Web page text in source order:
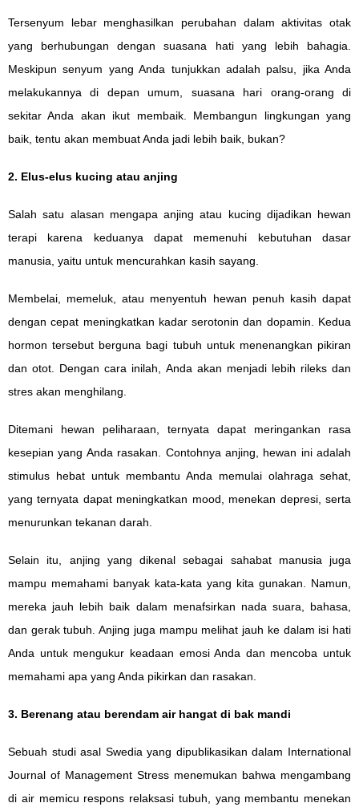
Tersenyum lebar menghasilkan perubahan dalam aktivitas otak
yang berhubungan dengan suasana hati yang lebih bahagia.
Meskipun senyum yang Anda tunjukkan adalah palsu, jika Anda
melakukannya di depan umum, suasana hari orang-orang di
sekitar Anda akan ikut membaik. Membangun lingkungan yang
baik, tentu akan membuat Anda jadi lebih baik, bukan?
2. Elus-elus kucing atau anjing
Salah satu alasan mengapa anjing atau kucing dijadikan hewan
terapi karena keduanya dapat memenuhi kebutuhan dasar
manusia, yaitu untuk mencurahkan kasih sayang.
Membelai, memeluk, atau menyentuh hewan penuh kasih dapat
dengan cepat meningkatkan kadar serotonin dan dopamin. Kedua
hormon tersebut berguna bagi tubuh untuk menenangkan pikiran
dan otot. Dengan cara inilah, Anda akan menjadi lebih rileks dan
stres akan menghilang.
Ditemani hewan peliharaan, ternyata dapat meringankan rasa
kesepian yang Anda rasakan. Contohnya anjing, hewan ini adalah
stimulus hebat untuk membantu Anda memulai olahraga sehat,
yang ternyata dapat meningkatkan mood, menekan depresi, serta
menurunkan tekanan darah.
Selain itu, anjing yang dikenal sebagai sahabat manusia juga
mampu memahami banyak kata-kata yang kita gunakan. Namun,
mereka jauh lebih baik dalam menafsirkan nada suara, bahasa,
dan gerak tubuh. Anjing juga mampu melihat jauh ke dalam isi hati
Anda untuk mengukur keadaan emosi Anda dan mencoba untuk
memahami apa yang Anda pikirkan dan rasakan.
3. Berenang atau berendam air hangat di bak mandi
Sebuah studi asal Swedia yang dipublikasikan dalam International
Journal of Management Stress menemukan bahwa mengambang
di air memicu respons relaksasi tubuh, yang membantu menekan